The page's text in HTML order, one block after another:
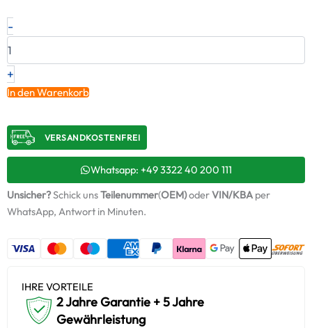
-
Original
RED
1.9
TDI
03G253014DU
/
54399900068
Montagesatz
Menge
+
In den Warenkorb
VERSANDKOSTENFREI​
Whatsapp: +49 3322 40 200 111
Unsicher?Schick unsTeilenummer(OEM)oderVIN/KBAper
WhatsApp, Antwort in Minuten.
IHRE VORTEILE
2 Jahre Garantie + 5 Jahre
Gewährleistung